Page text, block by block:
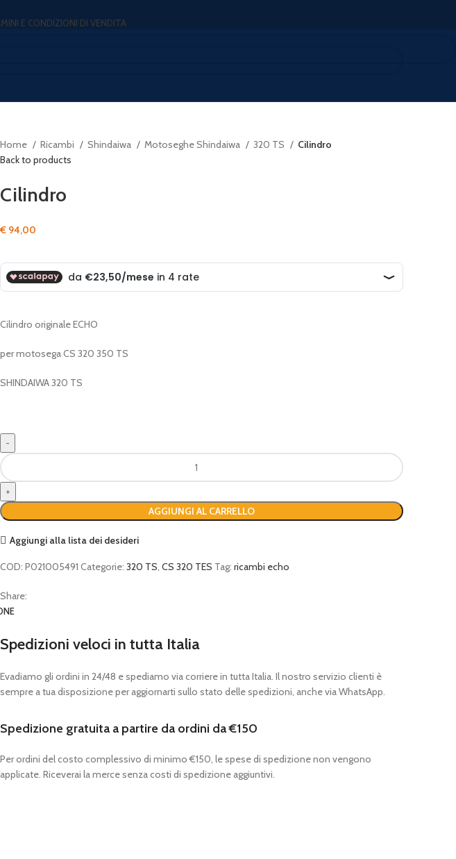
E CONDIZIONI DI VENDITA
Home Ricambi Shindaiwa Motoseghe Shindaiwa 320 TS
Cilindro
Back to products
Cilindro
€ 94,00
Cilindro originale ECHO
per motosega CS 320 350 TS
SHINDAIWA 320 TS
Cilindro
quantità
AGGIUNGI AL CARRELLO
Aggiungi alla lista dei desideri
COD: P021005491 Categorie: 320 TS, CS 320 TES Tag: ricambi echo
Share:
Spedizioni veloci in tutta Italia
Evadiamo gli ordini in 24/48 e spediamo via corriere in tutta Italia. Il nostro servizio clienti è
sempre a tua disposizione per aggiornarti sullo stato delle spedizioni, anche via WhatsApp.
Spedizione gratuita a partire da ordini da €150
Per ordini del costo complessivo di minimo €150, le spese di spedizione non vengono
applicate. Riceverai la merce senza costi di spedizione aggiuntivi.